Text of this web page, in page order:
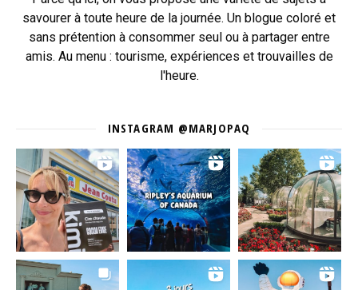
savourer à toute heure de la journée. Un blogue coloré et
sans prétention à consommer seul ou à partager entre
amis. Au menu : tourisme, expériences et trouvailles de
l'heure.
INSTAGRAM @MARJOPAQ